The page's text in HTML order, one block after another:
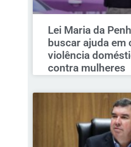
Lei Maria da
buscar ajuda em
violência
contra mulheres